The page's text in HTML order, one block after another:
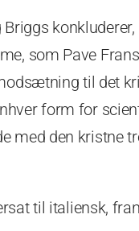
konkluderer,
som Pave
til det
form for
med den kristne
til italiensk,